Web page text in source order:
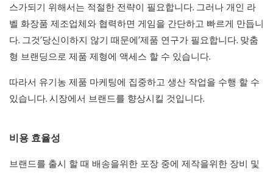
스가되기 위해서는 적절한 전략이 필요합니다. 그러나 개인 라
벨 화장품 제조업체와 협력하면 게임을 간단하고 빠르게 만듭니
다. 그것’당신이하지 않기 때문에’제품 연구가 필요합니다. 맞춤
형 브랜딩으로 제품 제형에 액세스 할 수 있습니다.
따라서 유기농 제품 마케팅에 집중하고 생산 작업을 수행 할 수
있습니다. 시장에서 브랜드를 향상시킬 것입니다.
비용 효율성
브랜드를 출시 할 때 배송을위한 포장 중에 제작을위한 장비 및